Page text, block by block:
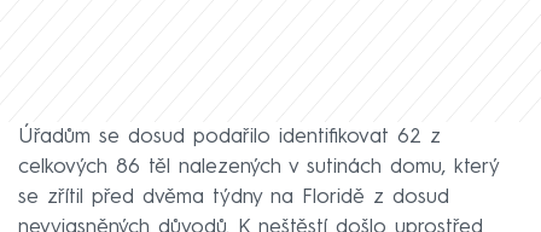
Úřadům se dosud podařilo identifikovat 62 z
celkových 86 těl nalezených v sutinách domu, který
se zřítil před dvěma týdny na Floridě z dosud
nevyjasněných důvodů. K neštěstí došlo uprostřed